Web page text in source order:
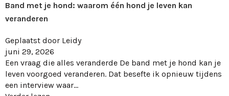
Band met je hond: waarom één hond je leven kan
veranderen
Geplaatst door Leidy
juni 29, 2026
Een vraag die alles veranderde De band met je hond kan je
leven voorgoed veranderen. Dat besefte ik opnieuw tijdens
een interview waar...